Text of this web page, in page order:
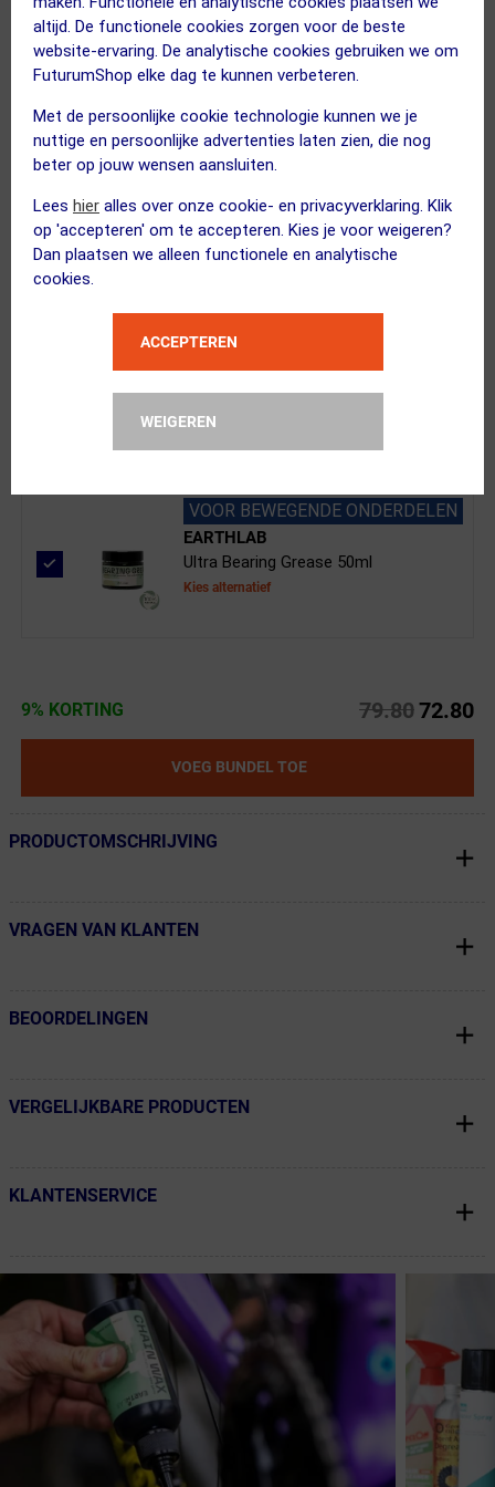
altijd. De functionele cookies zorgen voor de beste
website-ervaring. De analytische cookies gebruiken we om
FuturumShop elke dag te kunnen verbeteren.
Met de persoonlijke cookie technologie kunnen we je
nuttige en persoonlijke advertenties laten zien, die nog
beter op jouw wensen aansluiten.
Lees hier alles over onze cookie- en privacyverklaring. Klik
op 'accepteren' om te accepteren. Kies je voor weigeren?
Dan plaatsen we alleen functionele en analytische
cookies.
ACCEPTEREN
WEIGEREN
BBB Cycling
PullStar BTL-20L Bracketsleutel Zwa...
XAND
Montagepasta 50ml
EARTHLAB
Kies alternatief
VOOR BEWEGENDE ONDERDELEN
EARTHLAB
Ultra Bearing Grease 50ml
Kies alternatief
9% KORTING 79.8072.80
VOEG BUNDEL TOE
← Terug naar productnavigatie
PRODUCTOMSCHRIJVING
← Terug naar productnavigatie
VRAGEN VAN KLANTEN
← Terug naar productnavigatie
BEOORDELINGEN
← Terug naar productnavigatie
VERGELIJKBARE PRODUCTEN
← Terug naar productnavigatie
KLANTENSERVICE